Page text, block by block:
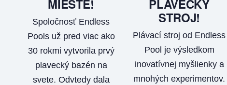
MIESTE!
Spoločnosť Endless
Pools už pred viac ako
30 rokmi vytvorila prvý
plavecký bazén na
svete. Odvtedy dala
PLAVECKÝ
STROJ!
Plávací stroj od Endless
Pool je výsledkom
inovatívnej myšlienky a
mnohých experimentov.